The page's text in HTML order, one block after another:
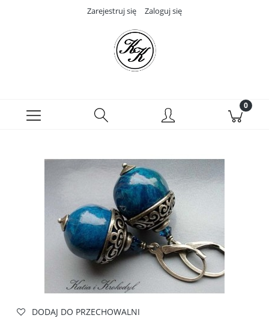
Zarejestruj się Zaloguj się
DODAJ DO PRZECHOWALNI